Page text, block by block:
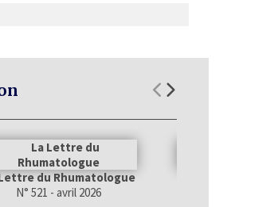
du Rhumatologue
N° 521 - avril 2026